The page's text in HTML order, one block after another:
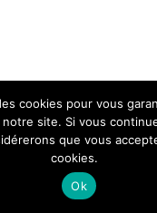
cookies pour vous
site. Si vous
que vous
cookies.
Ok